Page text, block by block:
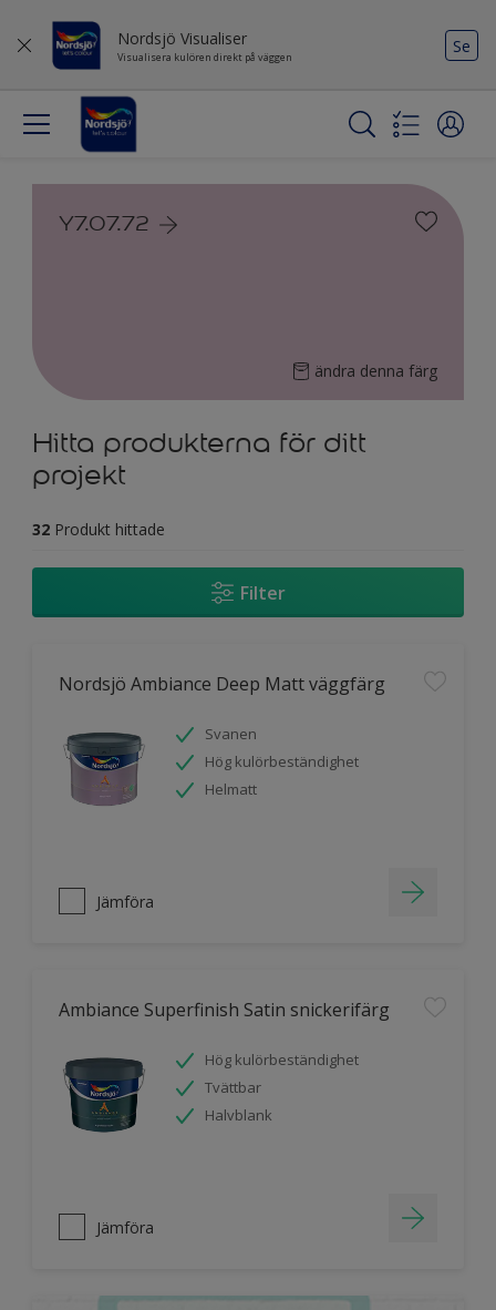
Nordsjö Visualiser
Visualisera kulören direkt på väggen
Se
Y7.07.72
ändra denna färg
Hitta produkterna för ditt
projekt
32 Produkt hittade
Filter
Nordsjö Ambiance Deep Matt väggfärg
Svanen
Hög kulörbeständighet
Helmatt
Jämföra
Ambiance Superfinish Satin snickerifärg
Hög kulörbeständighet
Tvättbar
Halvblank
Jämföra